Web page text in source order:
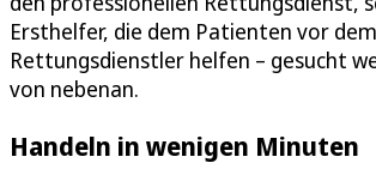
Ersthelfer, die dem Patienten vor
Rettungsdienstler helfen – gesucht
von nebenan.
Handeln in wenigen Minuten